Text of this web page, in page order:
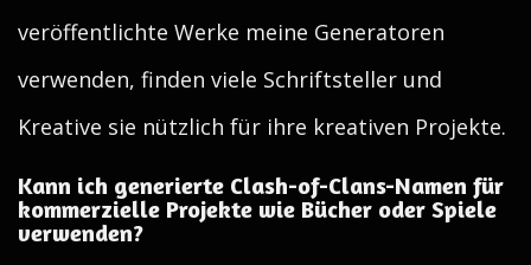
veröffentlichte Werke meine Generatoren
verwenden, finden viele Schriftsteller und
Kreative sie nützlich für ihre kreativen Projekte.
Kann ich generierte Clash-of-Clans-Namen für
kommerzielle Projekte wie Bücher oder Spiele
verwenden?